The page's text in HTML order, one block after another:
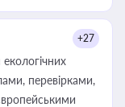
+27
перевірками,